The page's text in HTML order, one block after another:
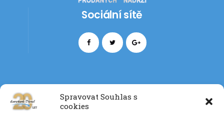
Spravovat Souhlas s
cookies
Sociální sítě